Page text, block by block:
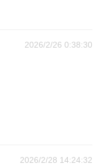
2026/2/26 0:38:30
2026/2/28 14:24:32